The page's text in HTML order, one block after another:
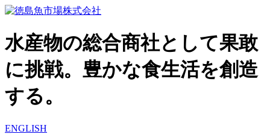
水産物の総合商社として果敢
に挑戦。豊かな食生活を創造
する。
ENGLISH